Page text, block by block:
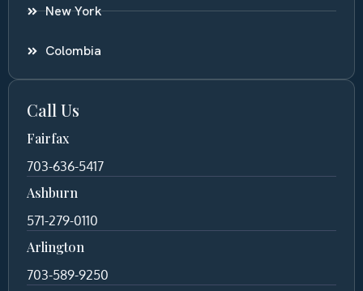
New York
Colombia
Call Us
Fairfax
703-636-5417
Ashburn
571-279-0110
Arlington
703-589-9250